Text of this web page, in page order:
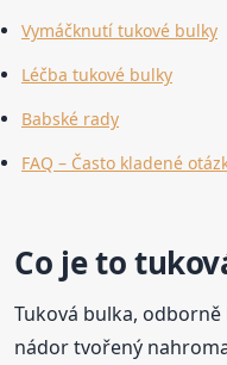
Vymáčknutí tukové bulky
Léčba tukové bulky
Babské rady
FAQ – Často kladené
Co je to
Tuková bulka, odborně
nádor tvořený